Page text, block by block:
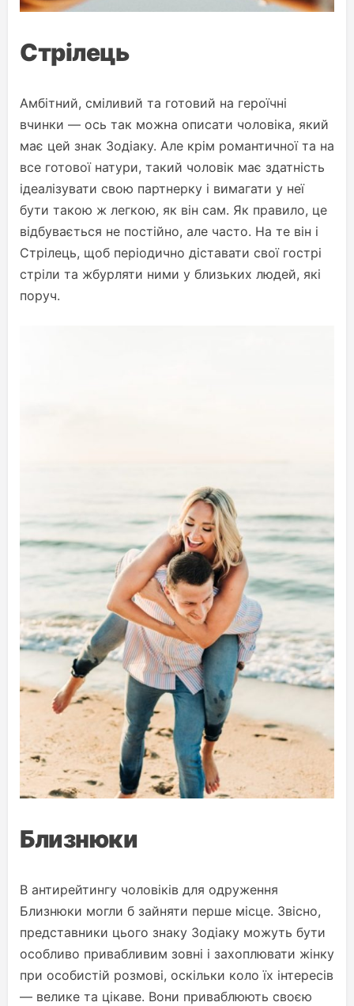
Стрілець
Амбітний, сміливий та готовий на героїчні
вчинки — ось так можна описати чоловіка, який
має цей знак Зодіаку. Але крім романтичної та на
все готової натури, такий чоловік має здатність
ідеалізувати свою партнерку і вимагати у неї
бути такою ж легкою, як він сам. Як правило, це
відбувається не постійно, але часто. На те він і
Стрілець, щоб періодично діставати свої гострі
стріли та жбурляти ними у близьких людей, які
поруч.
Близнюки
В антирейтингу чоловіків для одруження
Близнюки могли б зайняти перше місце. Звісно,
представники цього знаку Зодіаку можуть бути
особливо привабливим зовні і захоплювати жінку
при особистій розмові, оскільки коло їх інтересів
— велике та цікаве. Вони приваблюють своєю